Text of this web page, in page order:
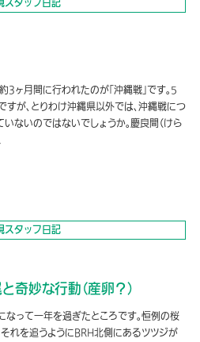
スタッフ日記
ヶ月間に行われたのが「沖縄戦」です。5
が、とりわけ沖縄県以外では、沖縄戦につ
ないのではないでしょうか。慶良間（けら
スタッフ日記
奇妙な行動（産卵？）
って一年を過ぎたところです。恒例の桜
れを追うようにBRH北側にあるツツジが